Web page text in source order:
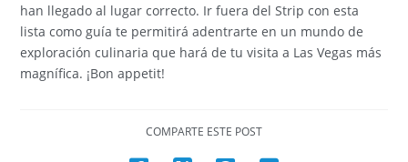
han llegado al lugar correcto. Ir fuera del Strip con esta
lista como guía te permitirá adentrarte en un mundo de
exploración culinaria que hará de tu visita a Las Vegas más
magnífica. ¡Bon appetit!
COMPARTE ESTE POST